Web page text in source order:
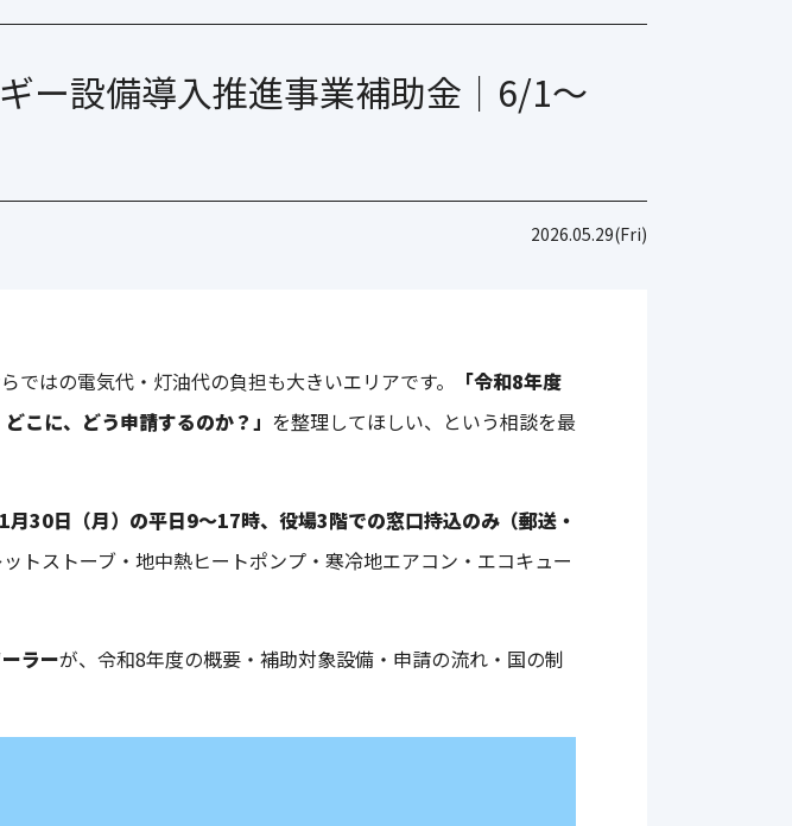
トライブリッド蓄電システム（9.9kWh）
ー設備導入推進事業補助金｜6/1〜
2026.05.29(Fri)
はの電気代・灯油代の負担も大きいエリアです。
「令和8年度
こに、どう申請するのか？」 を整理してほしい、という相談を最
30日（月）の平日9〜17時、役場3階での窓口持込のみ（郵送・
トストーブ・地中熱ヒートポンプ・寒冷地エアコン・エコキュー
ラーが、令和8年度の概要・補助対象設備・申請の流れ・国の制